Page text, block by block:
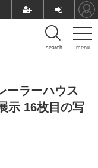
menu
search
ーラーハウス
示 16枚目の写